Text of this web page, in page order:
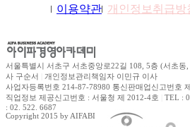
이용약관 개인정보취급방
서울특별시 서초구 서초중앙로22길 108, 5층 (서초동
사 구순서
개인정보관리책임자 이민규 이사
사업자등록번호 214-87-78980 통신판매업신고번호
직업정보 제공신고번호 : 서울청 제 2012-4호
TEL :
: 02. 522. 6687
Copyright 2015 by AIFABIZ Corporation All right